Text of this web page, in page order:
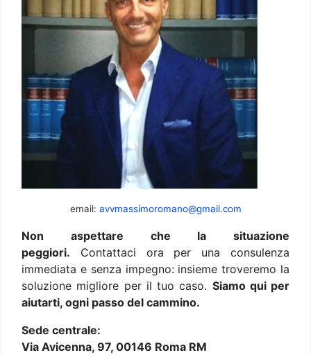
email: avvmassimoromano@gmail.com
Non aspettare che la situazione
peggiori. Contattaci ora per una consulenza
immediata e senza impegno: insieme troveremo la
soluzione migliore per il tuo caso. Siamo qui per
aiutarti, ogni passo del cammino.
Sede centrale:
Via Avicenna, 97, 00146 Roma RM